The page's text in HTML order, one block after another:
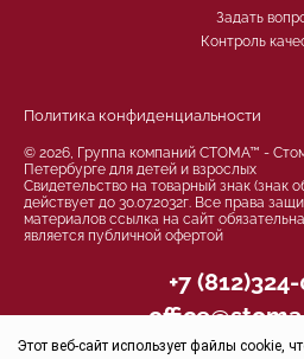
Задать
Контроль
Политика конфиденциальности
© 2026, Группа компаний СТОМА™ -
Петербурге для детей и взрослых
Свидетельство на товарный знак (знак
действует до 30.07.2032г. Все права
материалов ссылка на сайт
является публичной офертой
+7
Этот веб-сайт использует файлы cookie,